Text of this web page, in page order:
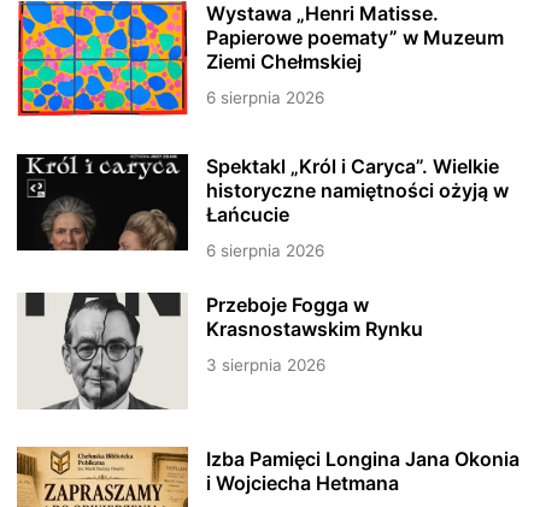
Wystawa „Henri Matisse.
Papierowe poematy” w Muzeum
Ziemi Chełmskiej
6 sierpnia 2026
Spektakl „Król i Caryca”. Wielkie
historyczne namiętności ożyją w
Łańcucie
6 sierpnia 2026
Przeboje Fogga w
Krasnostawskim Rynku
3 sierpnia 2026
Izba Pamięci Longina Jana Okonia
i Wojciecha Hetmana